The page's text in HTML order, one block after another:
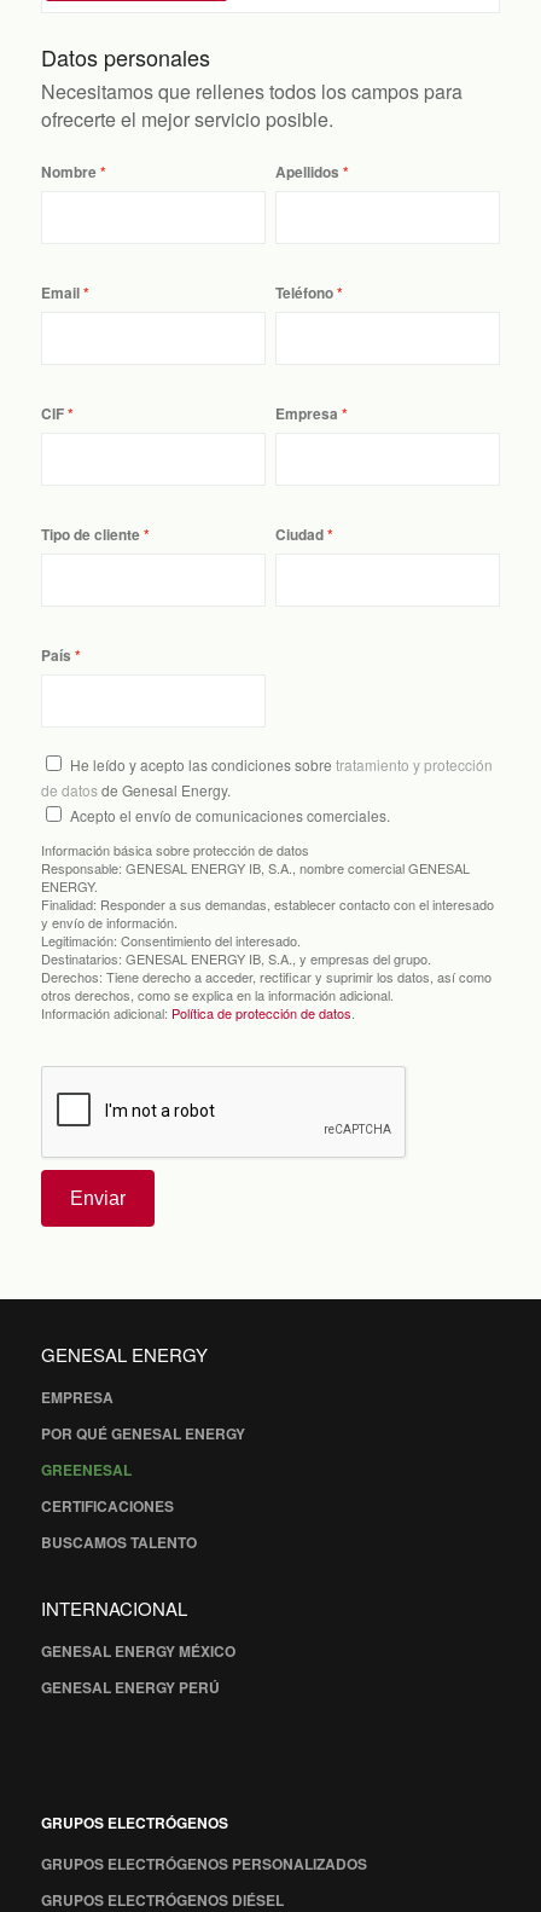
Datos personales
Necesitamos que rellenes todos los campos para
ofrecerte el mejor servicio posible.
Nombre Apellidos
Email Teléfono
CIF Empresa
Tipo de cliente Ciudad
País
He leído y acepto las condiciones sobre tratamiento y protección
de datosde Genesal Energy.
Acepto el envío de comunicaciones comerciales.
Información básica sobre protección de datos
Responsable: GENESAL ENERGY IB, S.A., nombre comercial GENESAL
ENERGY.
Finalidad: Responder a sus demandas, establecer contacto con el interesado
y envío de información.
Legitimación: Consentimiento del interesado.
Destinatarios: GENESAL ENERGY IB, S.A., y empresas del grupo.
Derechos: Tiene derecho a acceder, rectificar y suprimir los datos, así como
otros derechos, como se explica en la información adicional.
Información adicional: Política de protección de datos
Enviar
GENESAL ENERGY
EMPRESA
POR QUÉ GENESAL ENERGY
GREENESAL
CERTIFICACIONES
BUSCAMOS TALENTO
INTERNACIONAL
GENESAL ENERGY MÉXICO
GENESAL ENERGY PERÚ
GRUPOS ELECTRÓGENOS
GRUPOS ELECTRÓGENOS PERSONALIZADOS
GRUPOS ELECTRÓGENOS DIÉSEL